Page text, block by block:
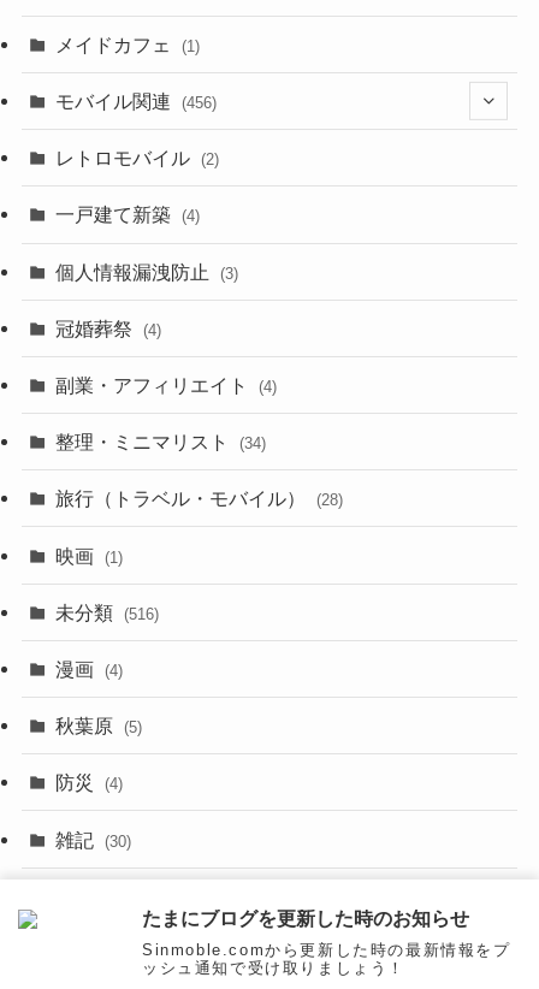
(10)
(18)
(19)
(6)
(8)
(9)
(3)
(23)
メイドカフェ (1)
モバイル関連 (456)
(7)
(3)
(3)
(6)
(20)
(31)
(27)
(31)
レトロモバイル (2)
一戸建て新築 (4)
個人情報漏洩防止 (3)
冠婚葬祭 (4)
副業・アフィリエイト (4)
整理・ミニマリスト (34)
旅行（トラベル・モバイル） (28)
映画 (1)
未分類 (516)
漫画 (4)
秋葉原 (5)
防災 (4)
雑記 (30)
たまにブログを更新した時のお知らせ
Sinmoble.comから更新した時の最新情報をプ
ッシュ通知で受け取りましょう！